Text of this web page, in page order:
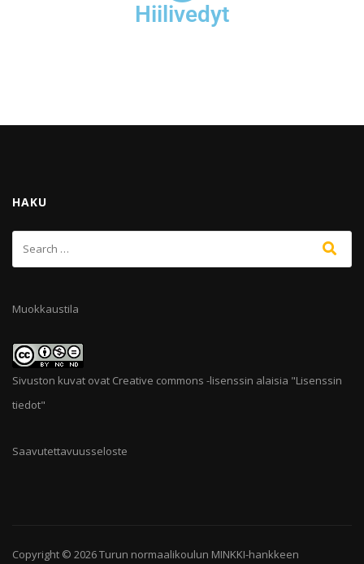
Hiilivedyt
HAKU
Muokkaustila
Sivuston kuvat ovat Creative commons -lisenssin alaisia "Lisenssin
tiedot"
Saavutettavuusseloste
Copyright © 2026Turun normaalikoulun MINKKI-hankkeen